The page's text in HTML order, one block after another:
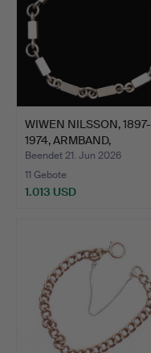
WIWEN NILSSON, 1897-
1974, ARMBAND,
STERLIN…
Beendet 21. Jun 2026
11 Gebote
1.013 USD